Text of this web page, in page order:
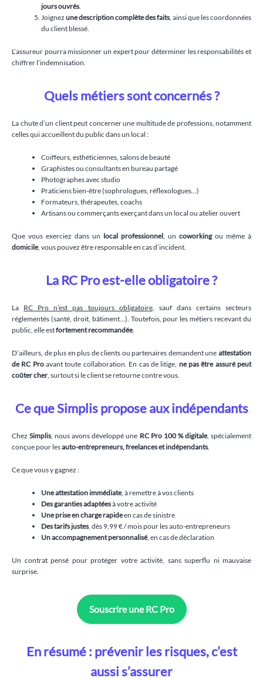
jours ouvrés.
Joignez une description complète des faits, ainsi que les coordonnées
du client blessé.
L’assureur pourra missionner un expert pour déterminer les responsabilités et
chiffrer l’indemnisation.
Quels métiers sont concernés ?
La chute d’un client peut concerner une multitude de professions, notamment
celles qui accueillent du public dans un local :
Coiffeurs, esthéticiennes, salons de beauté
Graphistes ou consultants en bureau partagé
Photographes avec studio
Praticiens bien-être (sophrologues, réflexologues…)
Formateurs, thérapeutes, coachs
Artisans ou commerçants exerçant dans un local ou atelier ouvert
Que vous exerciez dans un local professionnel, un coworkingou même à
domicile, vous pouvez être responsable en cas d’incident.
La RC Pro est-elle obligatoire ?
La RC Pro n’est pas toujours obligatoire, sauf dans certains secteurs
réglementés (santé, droit, bâtiment…). Toutefois, pour les métiers recevant du
public, elle estfortement recommandée.
D’ailleurs, de plus en plus de clients ou partenaires demandent une attestation
de RC Proavant toute collaboration. En cas de litige, ne pas être assuré peut
coûter cher, surtout si le client se retourne contre vous.
Ce que Simplis propose aux indépendants
ChezSimplis, nous avons développé une RC Pro 100 % digitale, spécialement
conçue pour lesauto-entrepreneurs, freelances et indépendants.
Ce que vous y gagnez :
Une attestation immédiate, à remettre à vos clients
Des garanties adaptéesà votre activité
Une prise en charge rapideen cas de sinistre
Des tarifs justes, dès 9,99 € / mois pour les auto-entrepreneurs
Un accompagnement personnalisé, en cas de déclaration
Un contrat pensé pour protéger votre activité, sans superflu ni mauvaise
surprise.
Souscrire une RC Pro
En résumé : prévenir les risques, c’est
aussi s’assurer